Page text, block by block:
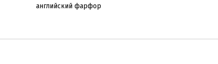
английский фарфор